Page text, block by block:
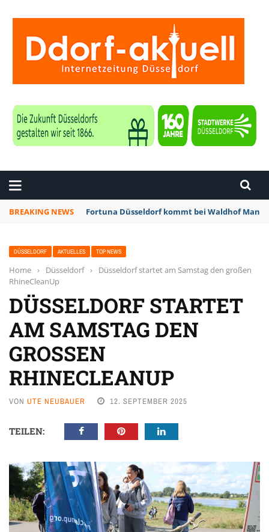
BREAKING NEWS Fortuna Düsseldorf kommt bei Waldhof
DÜSSELDORF AKTUELLES TOP NEWS
Home › Düsseldorf ›
Düsseldorf startet am Samstag den großen
RhineCleanUp
DÜSSELDORF STARTET
AM SAMSTAG DEN
GROSSEN R
HINECLEANUP
VON UTE NEUBAUER 12. SEPTEMBER 2025
TEILEN: